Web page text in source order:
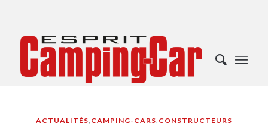
ACTUALITÉS, CAMPING-CARS, CONSTRUCTEURS